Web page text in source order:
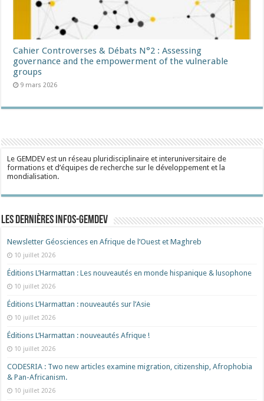
Cahier Controverses & Débats N°2 : Assessing
governance and the empowerment of the vulnerable
groups
9 mars 2026
Le GEMDEV est un réseau pluridisciplinaire et interuniversitaire de
formations et d’équipes de recherche sur le développement et la
mondialisation.
Les dernières Infos-Gemdev
Newsletter Géosciences en Afrique de l’Ouest et Maghreb
10 juillet 2026
Éditions L’Harmattan : Les nouveautés en monde hispanique & lusophone
10 juillet 2026
Éditions L’Harmattan : nouveautés sur l’Asie
10 juillet 2026
Éditions L’Harmattan : nouveautés Afrique !​
10 juillet 2026
CODESRIA : Two new articles examine migration, citizenship, Afrophobia
& Pan-Africanism.
10 juillet 2026